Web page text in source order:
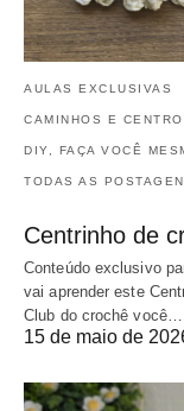
AULAS EXCLUSIVAS
CAMINHOS E
DIY, FAÇA VOCÊ
TODAS AS
Centrinho de
Conteúdo exclusivo
vai aprender este
Club do crochê você…
15 de maio de